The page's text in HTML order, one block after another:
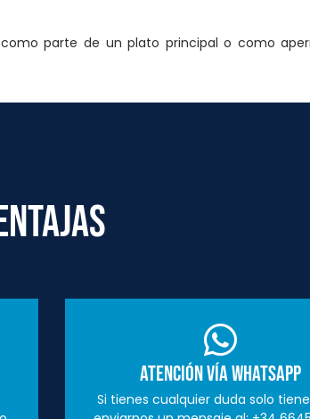
parte de un plato principal o como
Atención vía Whatsapp
Si tienes cualquier duda solo